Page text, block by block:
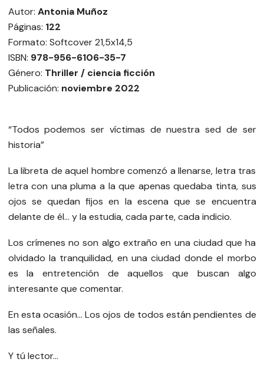
Autor: Antonia Muñoz
Páginas: 122
Formato: Softcover 21,5x14,5
ISBN: 978-956-6106-35-7
Género: Thriller / ciencia ficción
Publicación: noviembre 2022
“Todos podemos ser víctimas de nuestra sed de ser
historia”
La libreta de aquel hombre comenzó a llenarse, letra tras
letra con una pluma a la que apenas quedaba tinta, sus
ojos se quedan fijos en la escena que se encuentra
delante de él... y la estudia, cada parte, cada indicio.
Los crímenes no son algo extraño en una ciudad que ha
olvidado la tranquilidad, en una ciudad donde el morbo
es la entretención de aquellos que buscan algo
interesante que comentar.
En esta ocasión… Los ojos de todos están pendientes de
las señales.
Y tú lector…